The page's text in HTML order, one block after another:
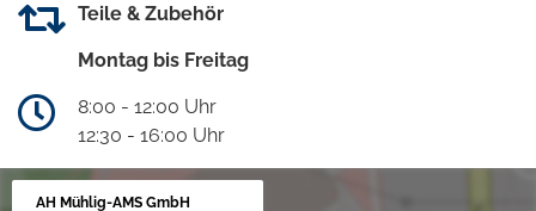
Teile & Zubehör
Montag bis Freitag
8:00 - 12:00 Uhr
12:30 - 16:00 Uhr
AH Mühlig-AMS GmbH